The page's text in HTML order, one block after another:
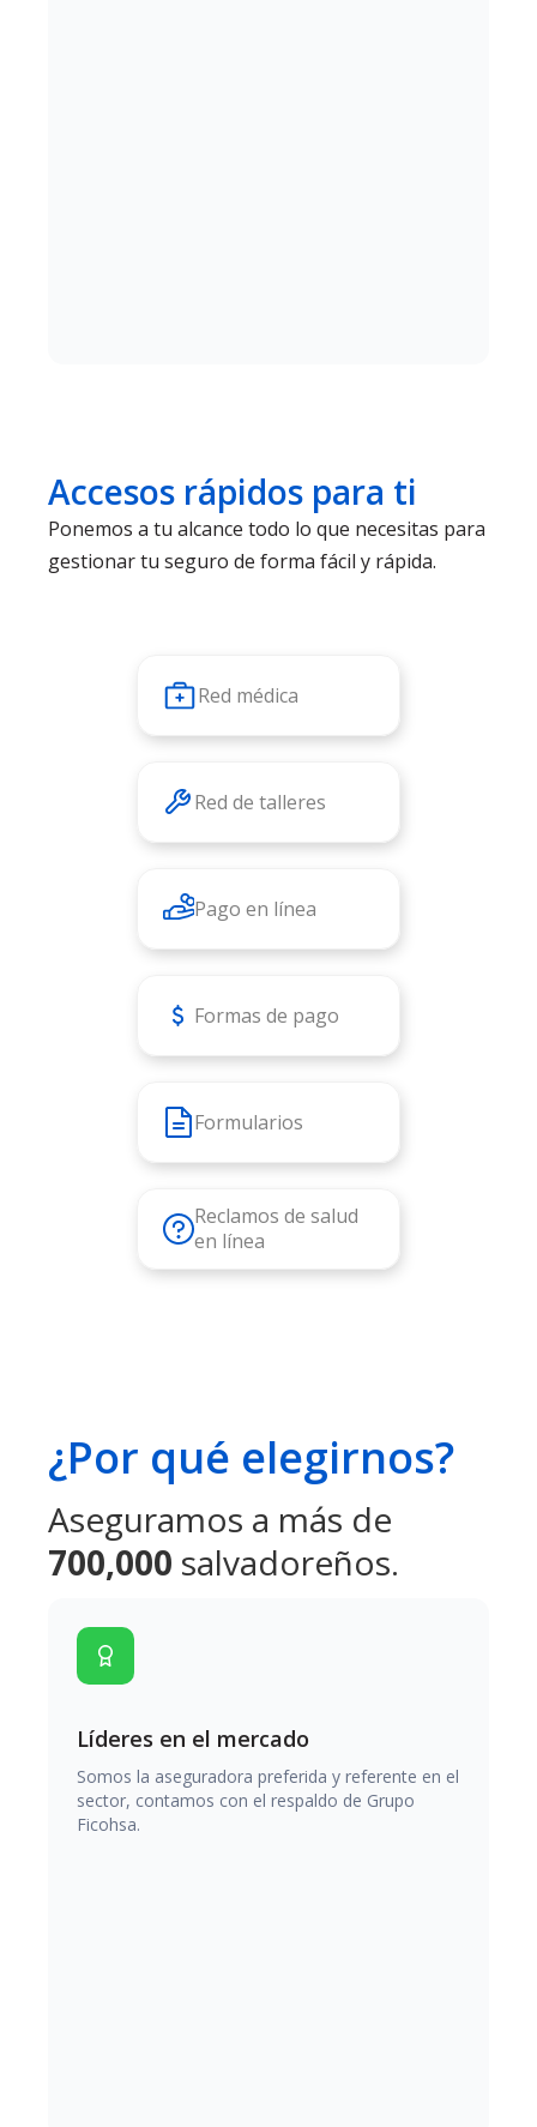
Accesos rápidos para ti
Ponemos a tu alcance todo lo que necesitas para
gestionar tu seguro de forma fácil y rápida.
Red médica
Red de talleres
Pago en línea
Formas de pago
Formularios
Reclamos de salud
en línea
¿Por qué elegirnos?
Aseguramos a más de
700,000 salvadoreños.
Líderes en el mercado
Somos la aseguradora preferida y referente en el
sector, contamos con el respaldo de Grupo
Ficohsa.